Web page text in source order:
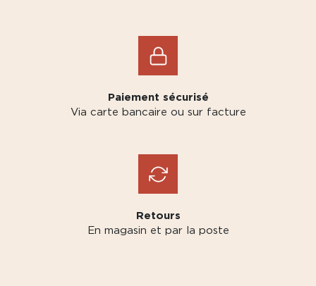
Paiement sécurisé
Via carte bancaire ou sur facture
Retours
En magasin et par la poste